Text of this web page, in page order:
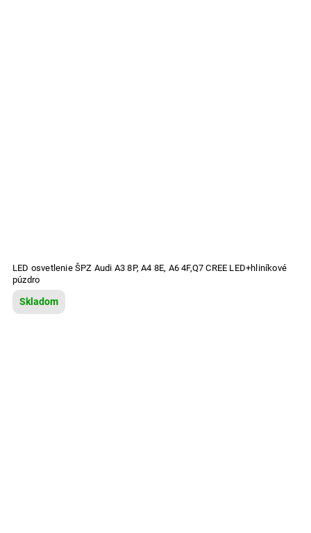
LED osvetlenie ŠPZ Audi A3 8P, A4 8E, A6 4F,Q7 CREE LED+hliníkové
púzdro
Skladom